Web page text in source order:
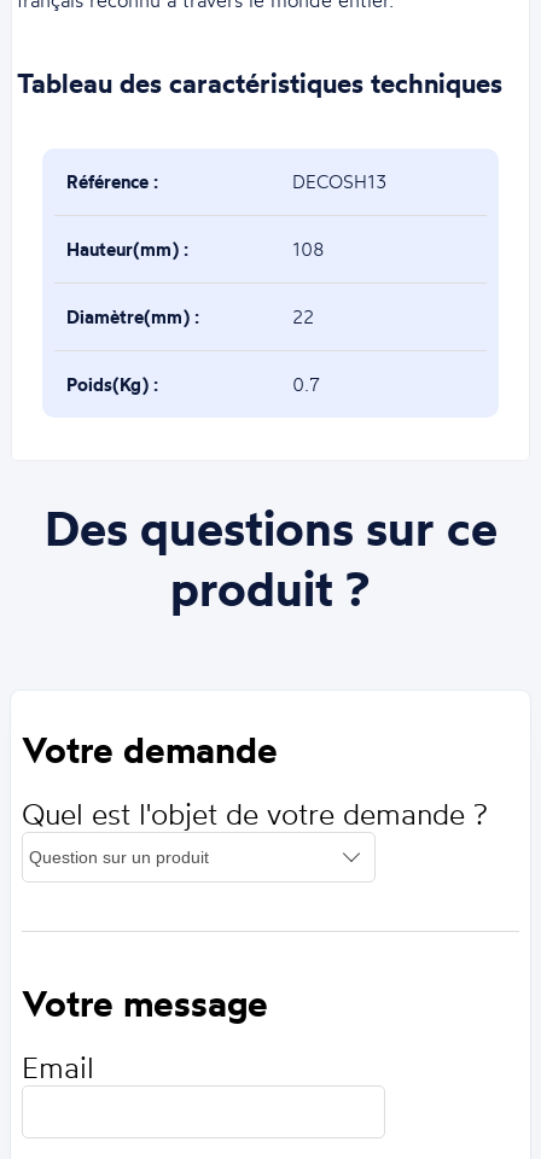
Tableau des caractéristiques techniques
Référence : DECOSH13
Hauteur(mm) : 108
Diamètre(mm) : 22
Poids(Kg) : 0.7
Des questions sur ce
produit ?
Votre demande
Quel est l'objet de votre demande ?
Votre message
Email